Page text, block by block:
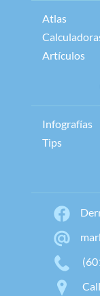
Atlas
Artículos
Infografías
Tips